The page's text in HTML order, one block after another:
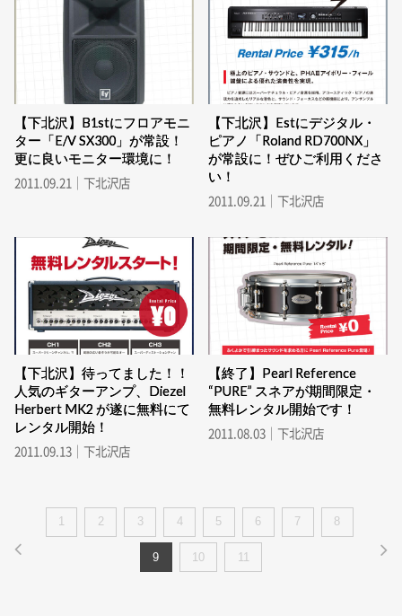
【下北沢】B1stにフロアモニ
ター「E/V SX300」が常設！
更に良いモニター環境に！
2011.09.21｜下北沢店
【下北沢】Estにデジタル・
ピアノ「Roland RD700NX」
が常設に！ぜひご利用くださ
い！
2011.09.21｜下北沢店
【下北沢】待ってました！！
人気のギターアンプ、Diezel
Herbert MK2 が遂に無料にて
レンタル開始！
2011.09.13｜下北沢店
【終了】Pearl Reference
“PURE” スネアが期間限定・
無料レンタル開始です！
2011.08.03｜下北沢店
1 2 3 4 5 6 7 8
9 10 11